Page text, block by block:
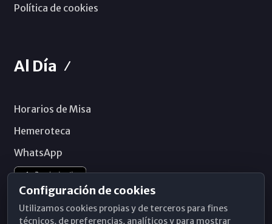
Política de cookies
Al Día
Horarios de Misa
Hemeroteca
WhatsApp
Configuración de cookies
Utilizamos cookies propias y de terceros para fines
técnicos, de preferencias, analíticos y para mostrar